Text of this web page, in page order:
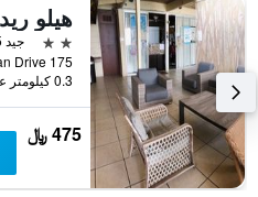
2 نجمتين
جيد 7.5
0.3 كيلومتر عن وسط المدينة
475 ﷼